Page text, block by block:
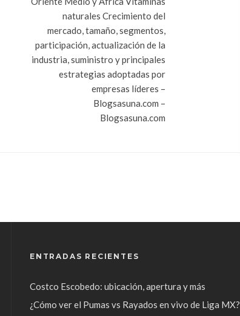
naturales Crecimiento del
mercado, tamaño, segmentos,
participación, actualización de la
industria, suministro y principales
estrategias adoptadas por
empresas líderes –
Blogsasuna.com –
Blogsasuna.com
ENTRADAS RECIENTES
Costco Escobedo: ubicación, apertura y más
¿Cómo ver el Pumas vs Rayados en vivo de Liga MX?